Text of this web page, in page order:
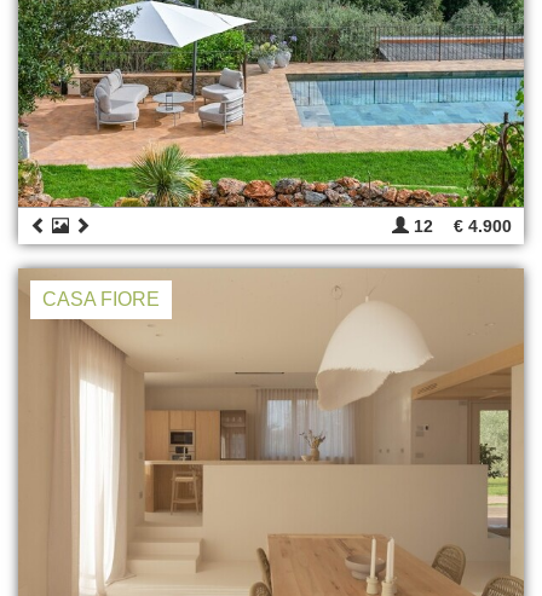
12 € 4.900
CASA FIORE